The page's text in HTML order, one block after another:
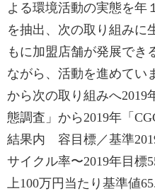
よる環境活動の実態を年
を抽出、次の取り組みに
もに加盟店舗が発展でき
ながら、活動を進めてい
から次の取り組みへ2019
態調査」から2019年「
結果内 容目標／基準
サイクル率〜2019年目標
上100万円当たり基準値